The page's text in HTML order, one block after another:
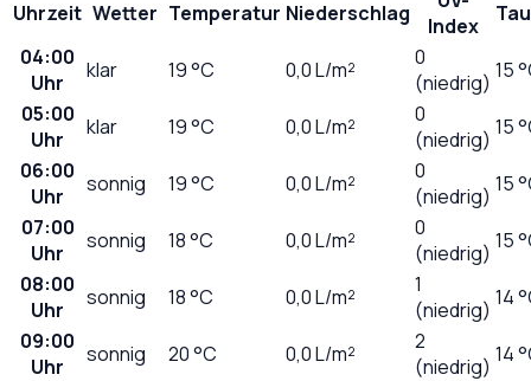
Uhrzeit Wetter Temperatur Niederschlag
Index
04:00
Uhr
klar 19°C 0,0L/m²
0
(niedrig) 15
05:00
Uhr
klar 19°C 0,0L/m²
0
(niedrig) 15
06:00
Uhr
sonnig 19°C 0,0L/m²
0
(niedrig) 15
07:00
Uhr
sonnig 18°C 0,0L/m²
0
(niedrig) 15
08:00
Uhr
sonnig 18°C 0,0L/m²
1
(niedrig) 14
09:00
Uhr
sonnig 20°C 0,0L/m²
2
(niedrig) 14